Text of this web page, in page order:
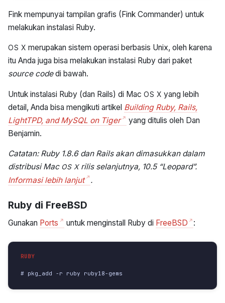
Fink mempunyai tampilan grafis (Fink Commander) untuk
melakukan instalasi Ruby.
OS X merupakan sistem operasi berbasis Unix, oleh karena
itu Anda juga bisa melakukan instalasi Ruby dari paket
source codedi bawah.
Untuk instalasi Ruby (dan Rails) di Mac OS X yang lebih
detail, Anda bisa mengikuti artikel Building Ruby, Rails,
LightTPD, and MySQL on Tiger
yang ditulis oleh Dan
Benjamin.
Catatan: Ruby 1.8.6 dan Rails akan dimasukkan dalam
distribusi Mac OS Xrilis selanjutnya, 10.5 “Leopard”.
Informasi lebih lanjut
.
Ruby di FreeBSD
Gunakan Ports untuk menginstall Ruby di FreeBSD :
# pkg_add -r ruby ruby18-gems